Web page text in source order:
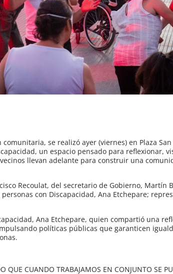
se realizó ayer (viernes) en Plaza
un espacio pensado para reflexionar,
llevan adelante para construir una
Recoulat, del secretario de Gobierno, Martín
con Discapacidad, Ana Etchepare;
Ana Etchepare, quien compartió una
políticas públicas que garanticen
QUE CUANDO TRABAJAMOS EN CONJUNTO SE